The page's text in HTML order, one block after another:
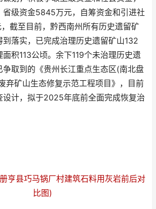
省级资金5845万元，自筹资金和引进社
截至目前，黔西南州所有历史遗留矿
到落实，已完成治理历史遗留矿山132
积113公顷。余下119个未治理历史遗
争取到的《贵州长江重点生态区(南北盘
弃矿山生态修复示范工程项目》，目前
设计，拟于2025年底前全面完成恢复治
亨县巧马锅厂村建筑石料用灰岩前后对
比图)